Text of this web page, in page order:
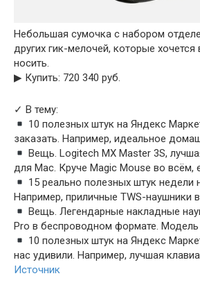
Небольшая сумочка с набором
других гик-мелочей, которые хочется
носить.
▶︎ Купить: 720 340 руб.
✓ В тему:
10 полезных штук на Яндекс
заказать. Например, идеальное
Вещь. Logitech MX Master 3S,
для Mac. Круче Magic Mouse во всём,
15 реально полезных штук недели
Например, приличные TWS-наушники
Вещь. Легендарные накладные
Pro в беспроводном формате. Модель
10 полезных штук на Яндекс
нас удивили. Например, лучшая
Источник